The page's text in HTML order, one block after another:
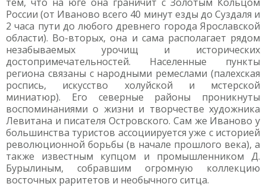
России (от Иваново всего 40 минут езды до Суздаля и
2 часа пути до любого древнего города Ярославской
области). Во-вторых, она и сама располагает рядом
незабываемых урочищ и исторических
достопримечательностей. Населенные пункты
региона связаны с народными ремеслами (палехская
роспись, искусство холуйской и мстерской
миниатюр). Его северные районы проникнуты
воспоминаниями о жизни и творчестве художника
Левитана и писателя Островского. Сам же Иваново у
большинства туристов ассоциируется уже с историей
революционной борьбы (в начале прошлого века), а
также известным купцом и промышленником Д.
Бурылиным, собравшим огромную коллекцию
восточных раритетов и необычного ситца.